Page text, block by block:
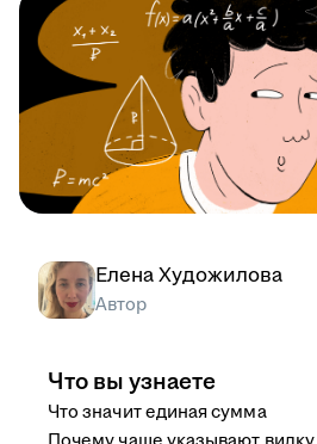
Елена Художилова
Автор
Что вы узнаете
Что значит единая сумма